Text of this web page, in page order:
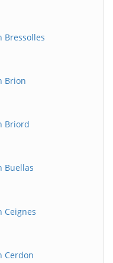
Bressolles
Brion
Briord
Buellas
Ceignes
Cerdon